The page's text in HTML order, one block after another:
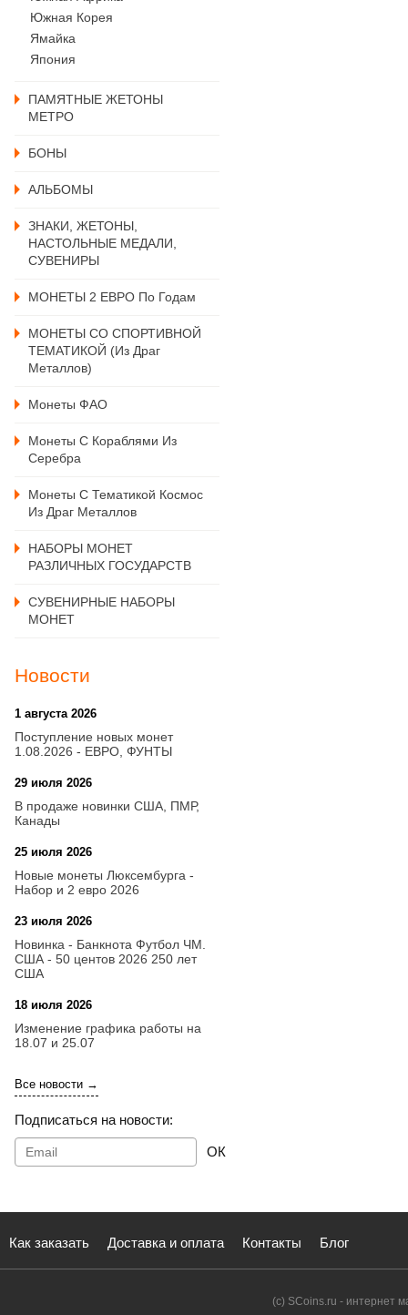
Южная Корея
Ямайка
Япония
ПАМЯТНЫЕ ЖЕТОНЫ
МЕТРО
БОНЫ
АЛЬБОМЫ
ЗНАКИ, ЖЕТОНЫ,
НАСТОЛЬНЫЕ МЕДАЛИ,
СУВЕНИРЫ
МОНЕТЫ 2 ЕВРО По Годам
МОНЕТЫ СО СПОРТИВНОЙ
ТЕМАТИКОЙ (из Драг
Металлов)
Монеты ФАО
Монеты С Кораблями Из
Серебра
Монеты С Тематикой Космос
Из Драг Металлов
НАБОРЫ МОНЕТ
РАЗЛИЧНЫХ ГОСУДАРСТВ
СУВЕНИРНЫЕ НАБОРЫ
МОНЕТ
Новости
1 августа 2026
Поступление новых монет
1.08.2026 - ЕВРО, ФУНТЫ
29 июля 2026
В продаже новинки США, ПМР,
Канады
25 июля 2026
Новые монеты Люксембурга -
Набор и 2 евро 2026
23 июля 2026
Новинка - Банкнота Футбол ЧМ.
США - 50 центов 2026 250 лет
США
18 июля 2026
Изменение графика работы на
18.07 и 25.07
Все новости →
Подписаться на новости:
ОК
Как заказать Доставка и оплата Контакты Блог
(с) SCoins.ru - интернет